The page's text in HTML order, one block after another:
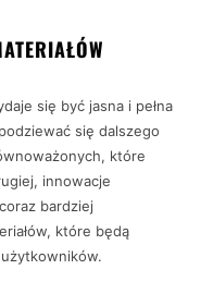
się być jasna i pełna
się dalszego
które
innowacje
bardziej
które będą